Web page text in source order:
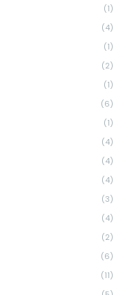
(1)
(4)
(1)
(2)
(1)
(6)
(1)
(4)
(4)
(4)
(3)
(4)
(2)
(6)
(11)